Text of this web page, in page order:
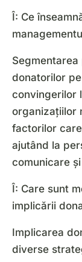
Î: Ce
donatorilor
convingerilor
organizațiilor
factorilor
ajutând la
comunicare
Î: Care sunt
implicării
Implicarea
diverse